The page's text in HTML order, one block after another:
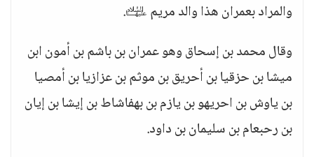
والمراد بعمران هذا والد مريم ﵍.
وقال محمد بن إسحاق وهو عمران بن باشم بن أمون ابن
ميشا بن حزقيا بن أحريق بن موثم بن عزازيا بن أمصيا
بن ياوش بن احريهو بن يازم بن بهفاشاط بن إيشا بن إيان
بن رحبعام بن سليمان بن داود.